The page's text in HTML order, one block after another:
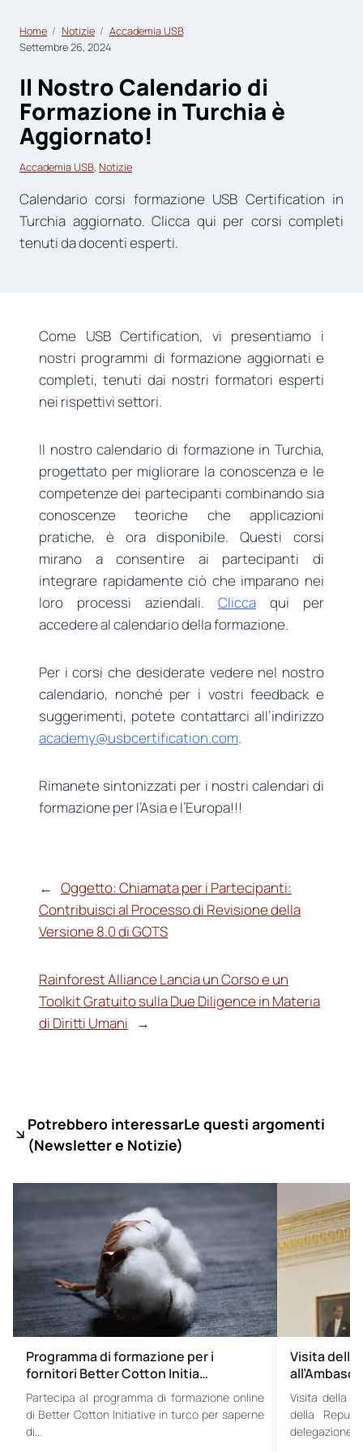
Home Notizie
Accademia USB
Settembre 26, 2024
Il Nostro Calendario di
Formazione in Turchia è
Aggiornato!
Accademia USB, Notizie
Calendario corsi formazione USB Certification in
Turchia aggiornato. Clicca qui per corsi completi
tenuti da docenti esperti.
Come USB Certification, vi presentiamo i
nostri programmi di formazione aggiornati e
completi, tenuti dai nostri formatori esperti
nei rispettivi settori.
Il nostro calendario di formazione in Turchia,
progettato per migliorare la conoscenza e le
competenze dei partecipanti combinando sia
conoscenze teoriche che applicazioni
pratiche, è ora disponibile. Questi corsi
mirano a consentire ai partecipanti di
integrare rapidamente ciò che imparano nei
loro processi aziendali. Clicca qui per
accedere al calendario della formazione.
Per i corsi che desiderate vedere nel nostro
calendario, nonché per i vostri feedback e
suggerimenti, potete contattarci all’indirizzo
academy@usbcertification.com.
Rimanete sintonizzati per i nostri calendari di
formazione per l’Asia e l’Europa!!!
← Oggetto: Chiamata per i Partecipanti:
Contribuisci al Processo di Revisione della
Versione 8.0 di GOTS
Rainforest Alliance Lancia un Corso e un
Toolkit Gratuito sulla Due Diligence in Materia
di Diritti Umani
→
Potrebbero interessarLe questi argomenti
(Newsletter e Notizie)
Programma di formazione per i
fornitori Better Cotton Initia…
Partecipa al programma di formazione online
di Better Cotton Initiative in turco per saperne
di…
Visita della
Visita della
della
delegazione